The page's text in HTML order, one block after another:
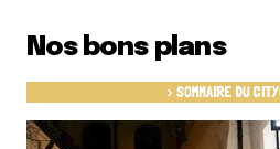
Nos bons plans